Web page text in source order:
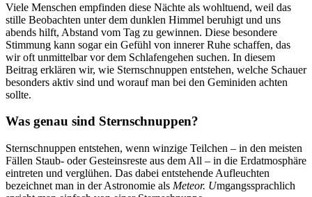
Viele Menschen empfinden diese Nächte als wohltuend, weil das
stille Beobachten unter dem dunklen Himmel beruhigt und uns
abends hilft, Abstand vom Tag zu gewinnen. Diese besondere
Stimmung kann sogar ein Gefühl von innerer Ruhe schaffen, das
wir oft unmittelbar vor dem Schlafengehen suchen. In diesem
Beitrag erklären wir, wie Sternschnuppen entstehen, welche Schauer
besonders aktiv sind und worauf man bei den Geminiden achten
sollte.
Was genau sind Sternschnuppen?
Sternschnuppen entstehen, wenn winzige Teilchen – in den meisten
Fällen Staub- oder Gesteinsreste aus dem All – in die Erdatmosphäre
eintreten und verglühen. Das dabei entstehende Aufleuchten
bezeichnet man in der Astronomie als Meteor. Umgangssprachlich